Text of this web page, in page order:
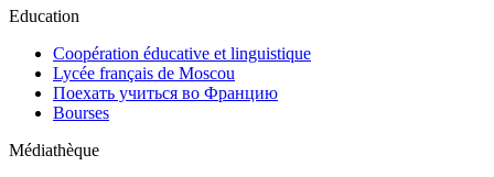
Education
Coopération éducative et linguistique
Lycée français de Moscou
Поехать учиться во Францию
Bourses
Médiathèque